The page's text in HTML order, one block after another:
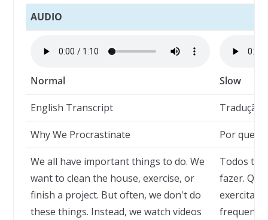
AUDIO
Normal Slow
English Transcript Tradução
Why We Procrastinate Por que
We all have important things to do. We
want to clean the house, exercise, or
finish a project. But often, we don't do
these things. Instead, we watch videos
Todos
fazer.
exercitar